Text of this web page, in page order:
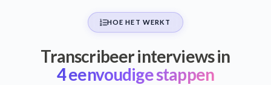
HOE HET WERKT
Transcribeer interviews in
4 eenvoudige stappen